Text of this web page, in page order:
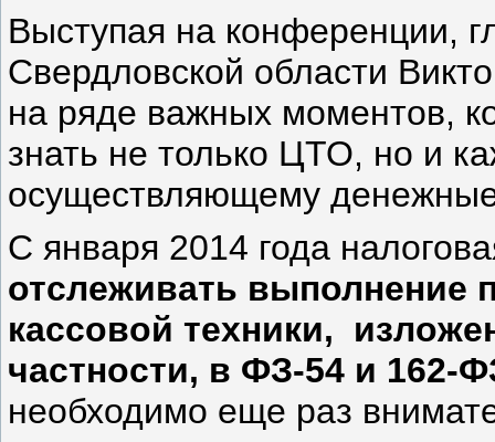
Выступая на конференции,
Свердловской области
на ряде важных моментов,
знать не только ЦТО, но и
осуществляющему
С января 2014 года
отслеживать выполнение
кассовой техники,
частности, в ФЗ-54 и 162-
необходимо еще раз